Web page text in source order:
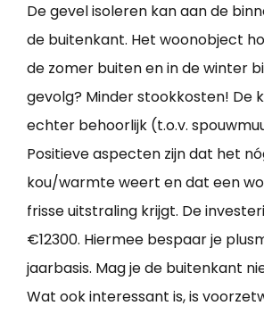
De gevel isoleren kan aan de
de buitenkant. Het woonobject
de zomer buiten en in de winter
gevolg? Minder stookkosten! De
echter behoorlijk (t.o.v.
Positieve aspecten zijn dat het
kou/warmte weert en dat een
frisse uitstraling krijgt. De
€12300. Hiermee bespaar je
jaarbasis. Mag je de buitenkant
Wat ook interessant is, is